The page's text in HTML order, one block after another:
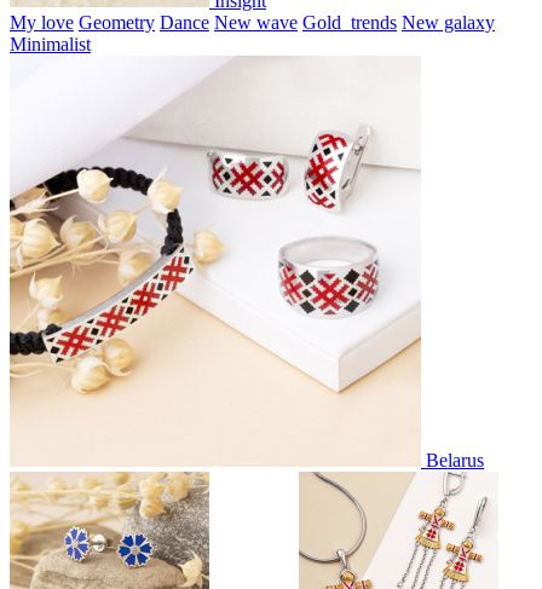
My love Geometry Dance New wave Gold_trends New galaxy
Minimalist
Belarus